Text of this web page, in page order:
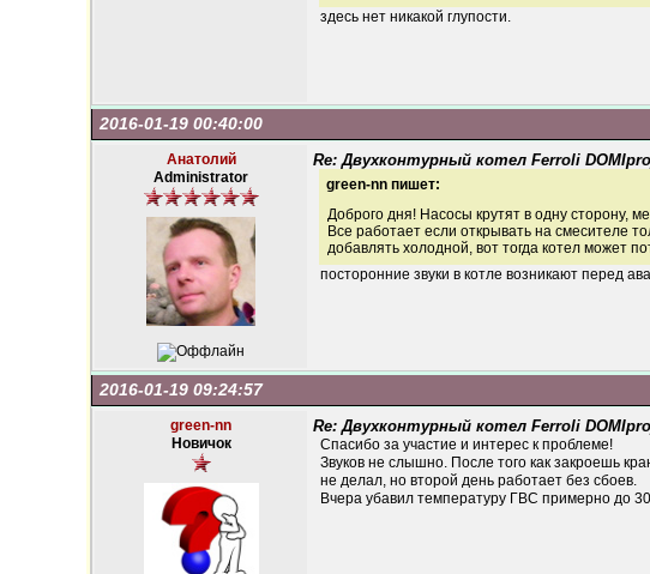
здесь нет никакой глупости.
2016-01-19 00:40:00
Анатолий
Administrator
Re: Двухконтурный котел Ferroli
green-nn пишет:
Доброго дня! Насосы крутят в одну сторону,
Все работает если открывать на смесителе
добавлять холодной, вот тогда котел может
посторонние звуки в котле возникают перед
2016-01-19 09:24:57
green-nn
Новичок
Re: Двухконтурный котел Ferroli
Спасибо за участие и интерес к проблеме!
Звуков не слышно. После того как закроешь
не делал, но второй день работает без сбоев.
Вчера убавил температуру ГВС примерно до